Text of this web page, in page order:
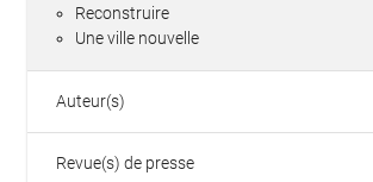
Reconstruire
Une ville nouvelle
Auteur(s)
Revue(s) de presse